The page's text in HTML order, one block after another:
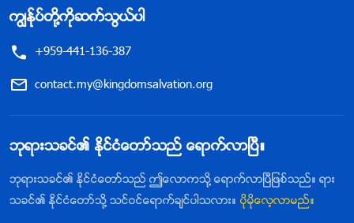
ကြၽန္ုပ္တို႔ကိုဆက္သြယ္ပါ
+959-441-136-387
contact.my@kingdomsalvation.org
ဘုရားသခင္၏ ႏိုင္ငံေတာ္သည္ ေရာက္လာၿပီ။
ဘုရားသခင္၏ ႏိုင္ငံေတာ္သည္ ဤေလာကသို႔ ေရာက္လာၿပီျဖစ္သည္။ ရား
သခင္၏ ႏိုင္ငံေတာ္သို႔ သင္ဝင္ေရာက္ခ်င္ပါသလား။ ပိုမိုေလ့လာမည္။